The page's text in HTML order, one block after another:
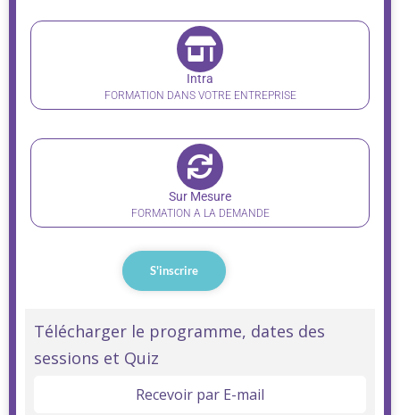
Intra
FORMATION DANS VOTRE ENTREPRISE
Sur Mesure
FORMATION A LA DEMANDE
S'inscrire
Linguistique
Anglais
Télécharger le programme, dates des
sessions et Quiz
Recevoir par E-mail